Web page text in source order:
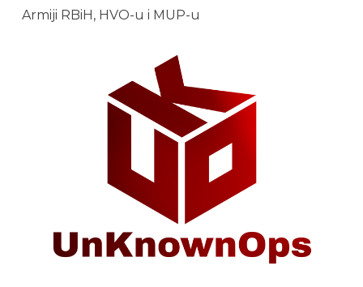
Armiji RBiH, HVO-u i MUP-u